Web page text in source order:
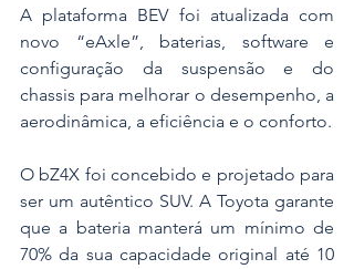
A plataforma BEV foi atualizada com
novo “eAxle”, baterias, software e
configuração da suspensão e do
chassis para melhorar o desempenho, a
aerodinâmica, a eficiência e o conforto.
O bZ4X foi concebido e projetado para
ser um autêntico SUV. A Toyota garante
que a bateria manterá um mínimo de
70% da sua capacidade original até 10